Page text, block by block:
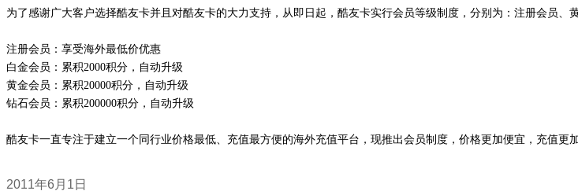
为了感谢广大客户选择酷友卡并且对酷友卡的大力支持，从即日起，酷友卡实行会员等级制度，分别为：注册会员、
注册会员：享受海外最低价优惠
白金会员：累积2000积分，自动升级
黄金会员：累积20000积分，自动升级
钻石会员：累积200000积分，自动升级
酷友卡一直专注于建立一个同行业价格最低、充值最方便的海外充值平台，现推出会员制度，价格更加便宜，充值更
2011年6月1日